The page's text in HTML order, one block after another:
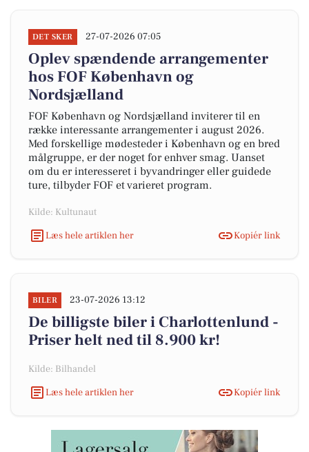
DET SKER 27-07-2026 07:05
Oplev spændende arrangementer
hos FOF København og
Nordsjælland
FOF København og Nordsjælland inviterer til en
række interessante arrangementer i august 2026.
Med forskellige mødesteder i København og en bred
målgruppe, er der noget for enhver smag. Uanset
om du er interesseret i byvandringer eller guidede
ture, tilbyder FOF et varieret program.
Kilde: Kultunaut
Læs hele artiklen her
Kopiér link
BILER 23-07-2026 13:12
De billigste biler i Charlottenlund -
Priser helt ned til 8.900 kr!
Kilde: Bilhandel
Læs hele artiklen her
Kopiér link